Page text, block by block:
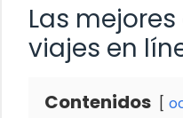
Las
viajes en
Contenidos